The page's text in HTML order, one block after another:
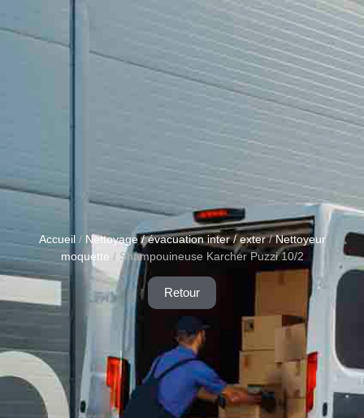
Accueil/ Nettoyage / évacuation inter / exter/Nettoyeur
moquette / Shampouineuse Karcher Puzzi 10/2
Retour